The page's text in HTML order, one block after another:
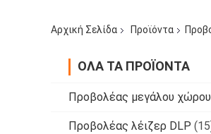
Αρχική Σελίδα Προϊόντα
ΌΛΑ ΤΑ ΠΡΟΪΌΝΤΑ
Προβολέας μεγάλου χώρου
Προβολέας λέιζερ DLP